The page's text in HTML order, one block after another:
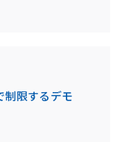
限するデモ